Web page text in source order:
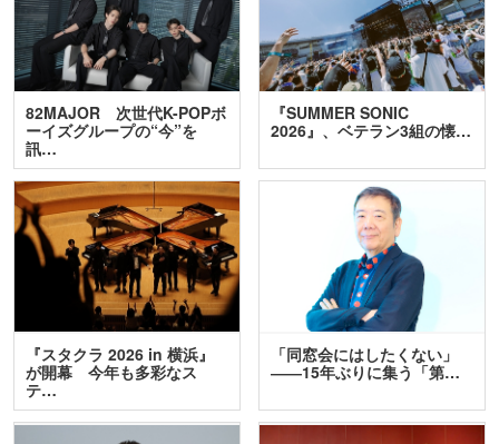
82MAJOR 次世代K-POPボ
ーイズグループの“今”を
訊…
『SUMMER SONIC
2026』、ベテラン3組の懐…
『スタクラ 2026 in 横浜』
が開幕 今年も多彩なス
テ…
「同窓会にはしたくない」
――15年ぶりに集う「第…